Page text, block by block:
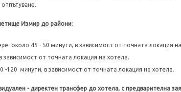
Измир до райони:
около 45 - 50 минути, в зависимост от точната локация
от точната локация на хотела.
-120 минути, в зависимост от точната локация на хотела.
- директен трансфер до хотела, с предварителна